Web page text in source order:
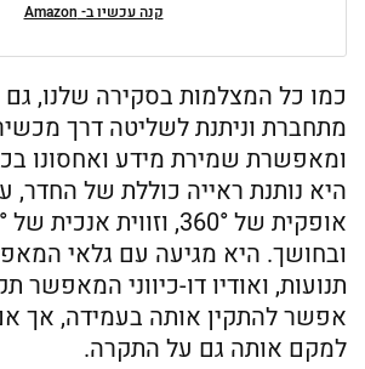
קנה עכשיו ב- Amazon
כמו כל המצלמות בסקירה שלנו,
מתחברת וניתנת לשליטה דרך
ומאפשרת שמירת מידע ואחסונו
היא נותנת ראייה כוללת של החדר,
ובחושך. היא מגיעה עם גלאי
תנועות, ואודיו דו-כיווני המאפשר
אפשר להתקין אותה בעמידה, אך
למקם אותה גם על התקרה.